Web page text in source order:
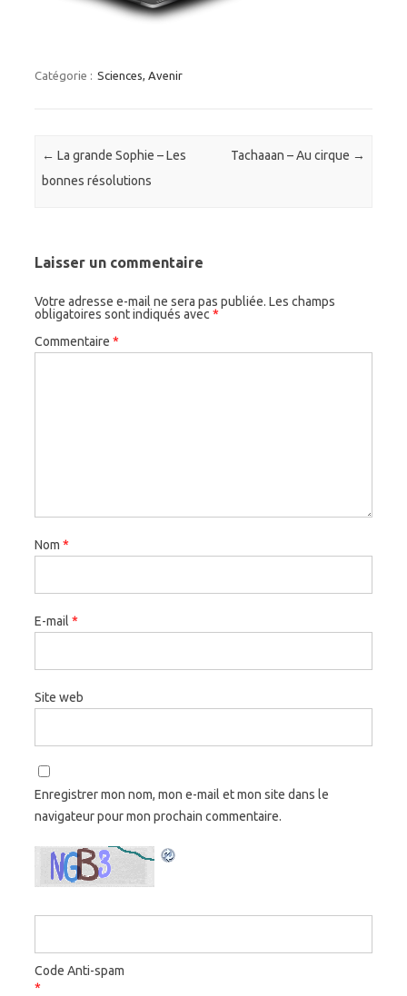
Catégorie : Sciences, Avenir
Navigation des articles
← La grande Sophie – Les
bonnes résolutions
Tachaaan – Au cirque →
Laisser un commentaire
Votre adresse e-mail ne sera pas publiée. Les champs
obligatoires sont indiqués avec *
Commentaire *
Nom *
E-mail *
Site web
Enregistrer mon nom, mon e-mail et mon site dans le
navigateur pour mon prochain commentaire.
Code Anti-spam
*